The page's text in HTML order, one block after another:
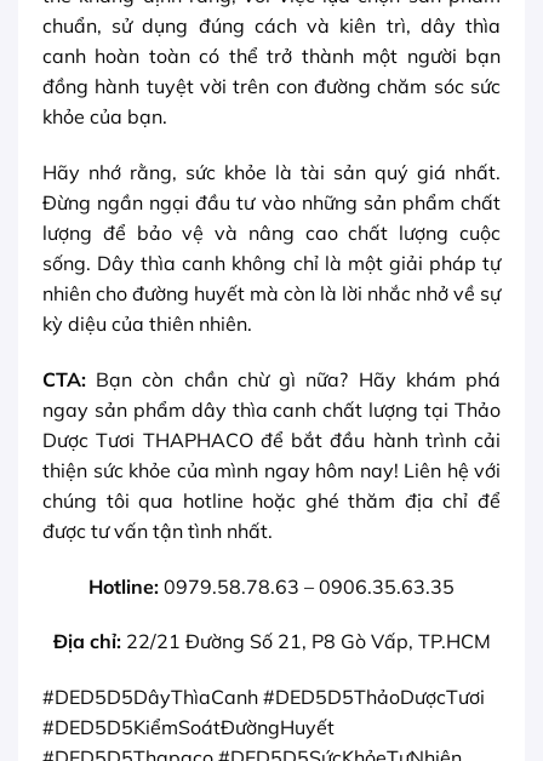
chuẩn, sử dụng đúng cách và kiên trì, dây thìa
canh hoàn toàn có thể trở thành một người bạn
đồng hành tuyệt vời trên con đường chăm sóc sức
khỏe của bạn.
Hãy nhớ rằng, sức khỏe là tài sản quý giá nhất.
Đừng ngần ngại đầu tư vào những sản phẩm chất
lượng để bảo vệ và nâng cao chất lượng cuộc
sống. Dây thìa canh không chỉ là một giải pháp tự
nhiên cho đường huyết mà còn là lời nhắc nhở về sự
kỳ diệu của thiên nhiên.
CTA: Bạn còn chần chừ gì nữa? Hãy khám phá
ngay sản phẩm dây thìa canh chất lượng tại Thảo
Dược Tươi THAPHACO để bắt đầu hành trình cải
thiện sức khỏe của mình ngay hôm nay! Liên hệ với
chúng tôi qua hotline hoặc ghé thăm địa chỉ để
được tư vấn tận tình nhất.
Hotline: 0979.58.78.63 – 0906.35.63.35
Địa chỉ:22/21 Đường Số 21, P8 Gò Vấp, TP.HCM
#DED5D5DâyThìaCanh #DED5D5ThảoDượcTươi
#DED5D5KiểmSoátĐườngHuyết